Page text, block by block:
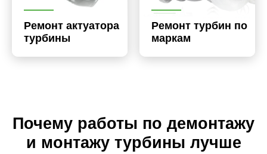
Ремонт актуатора
турбины
Ремонт турбин по
маркам
Почему работы по демонтажу
и монтажу турбины лучше